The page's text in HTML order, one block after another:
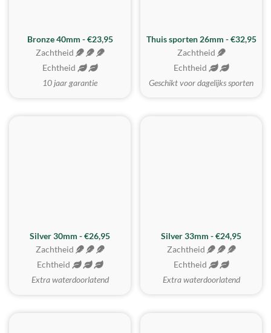
Bronze 40mm - €23,95
Zachtheid
Echtheid
10 jaar garantie
Thuis sporten 26mm - €32,95
Zachtheid
Echtheid
Geschikt voor dagelijks sporten
Silver 30mm - €26,95
Zachtheid
Echtheid
Extra waterdoorlatend
Silver 33mm - €24,95
Zachtheid
Echtheid
Extra waterdoorlatend